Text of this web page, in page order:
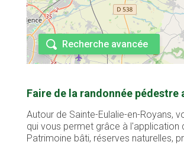
Recherche avancée
Faire de la randonnée
Autour de Sainte-Eulalie-en-Royans,
qui vous permet grâce à
Patrimoine bâti, réserves naturelles,